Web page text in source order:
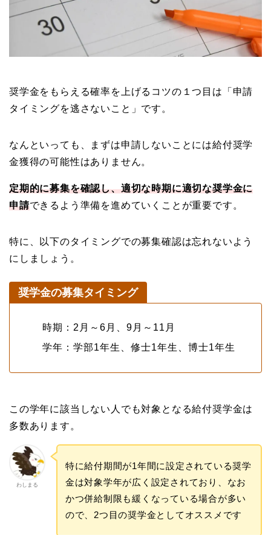
奨学金をもらえる確率を上げるコツの１つ目は「申請
タイミングを逃さないこと」です。
なんといっても、まずは申請しないことには給付奨学
金獲得の可能性はありません。
定期的に募集を確認し、適切な時期に適切な奨学金に
申請できるよう準備を進めていくことが重要です。
特に、以下のタイミングでの募集確認は忘れないよう
にしましょう。
奨学金の募集タイミング
時期：2月～6月、9月～11月
学年：学部1年生、修士1年生、博士1年生
この学年に該当しない人でも対象となる給付奨学金は
多数あります。
わしまる
特に給付期間が1年間に設定されている奨学
金は対象学年が広く設定されており、なお
かつ併給制限も緩くなっている場合が多い
ので、2つ目の奨学金としてオススメです